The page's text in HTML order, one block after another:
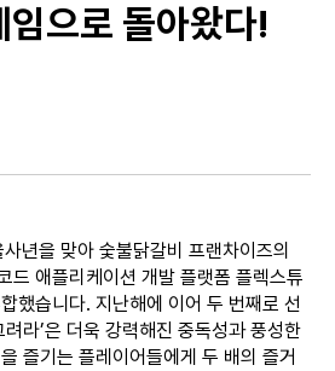
임으로 돌아왔다!
년을 맞아 숯불닭갈비 프랜차이즈의
드 애플리케이션 개발 플랫폼 플렉스튜
했습니다. 지난해에 이어 두 번째로 선
라’은 더욱 강력해진 중독성과 풍성한
즐기는 플레이어들에게 두 배의 즐거